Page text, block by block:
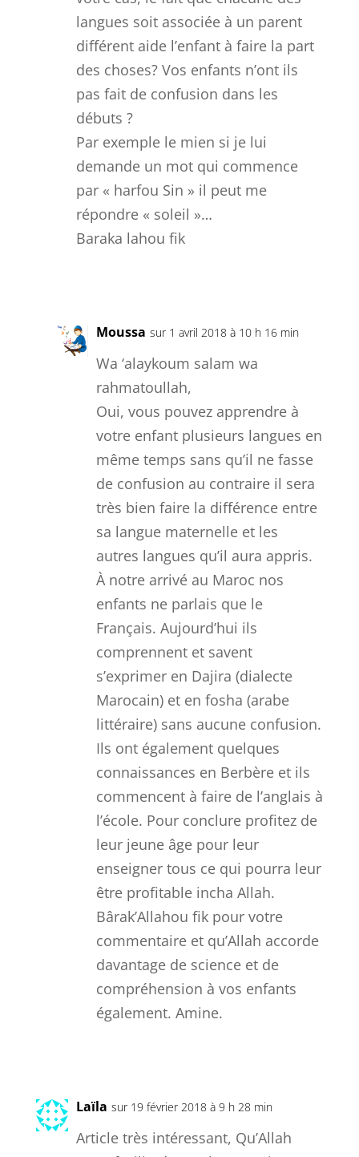
langues soit associée à un parent
différent aide l’enfant à faire la part
des choses? Vos enfants n’ont ils
pas fait de confusion dans les
débuts ?
Par exemple le mien si je lui
demande un mot qui commence
par « harfou Sin » il peut me
répondre « soleil »…
Baraka lahou fik
Moussa sur 1 avril 2018 à 10 h 16 min
Wa ‘alaykoum salam wa
rahmatoullah,
Oui, vous pouvez apprendre à
votre enfant plusieurs langues en
même temps sans qu’il ne fasse
de confusion au contraire il sera
très bien faire la différence entre
sa langue maternelle et les
autres langues qu’il aura appris.
À notre arrivé au Maroc nos
enfants ne parlais que le
Français. Aujourd’hui ils
comprennent et savent
s’exprimer en Dajira (dialecte
Marocain) et en fosha (arabe
littéraire) sans aucune confusion.
Ils ont également quelques
connaissances en Berbère et ils
commencent à faire de l’anglais à
l’école. Pour conclure profitez de
leur jeune âge pour leur
enseigner tous ce qui pourra leur
être profitable incha Allah.
Bârak’Allahou fik pour votre
commentaire et qu’Allah accorde
davantage de science et de
compréhension à vos enfants
également. Amine.
Laïla sur 19 février 2018 à 9 h 28 min
Article très intéressant, Qu’Allah